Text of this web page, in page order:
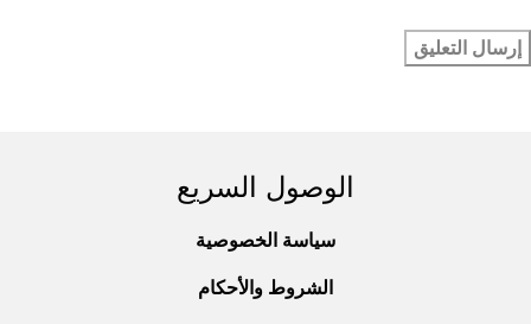
الوصول السريع
سياسة الخصوصية
الشروط والأحكام